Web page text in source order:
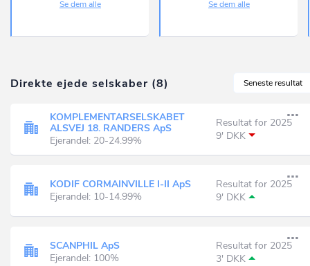
Se dem alle Se dem alle
Seneste resultat
Direkte ejede selskaber (8)
KOMPLEMENTARSELSKABET
ALSVEJ 18. RANDERS ApS
Ejerandel: 20-24.99%
Resultat for 2025
9' DKK
KODIF CORMAINVILLE I-II ApS
Ejerandel: 10-14.99%
Resultat for 2025
9' DKK
SCANPHIL ApS
Ejerandel: 100%
Resultat for 2025
3' DKK